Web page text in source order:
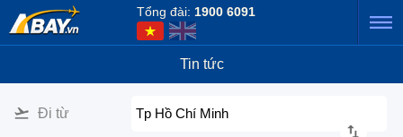
Tổng đài: 1900 6091
Tin tức
Đi từ Tp Hồ Chí Minh